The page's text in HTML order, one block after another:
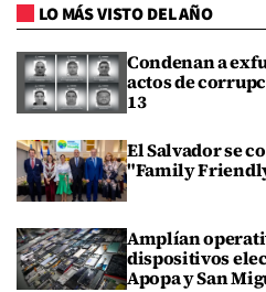
LO MÁS VISTO DEL AÑO
Condenan a
actos de
13
El Salvador se
"Family
Amplían
dispositivos
Apopa y San